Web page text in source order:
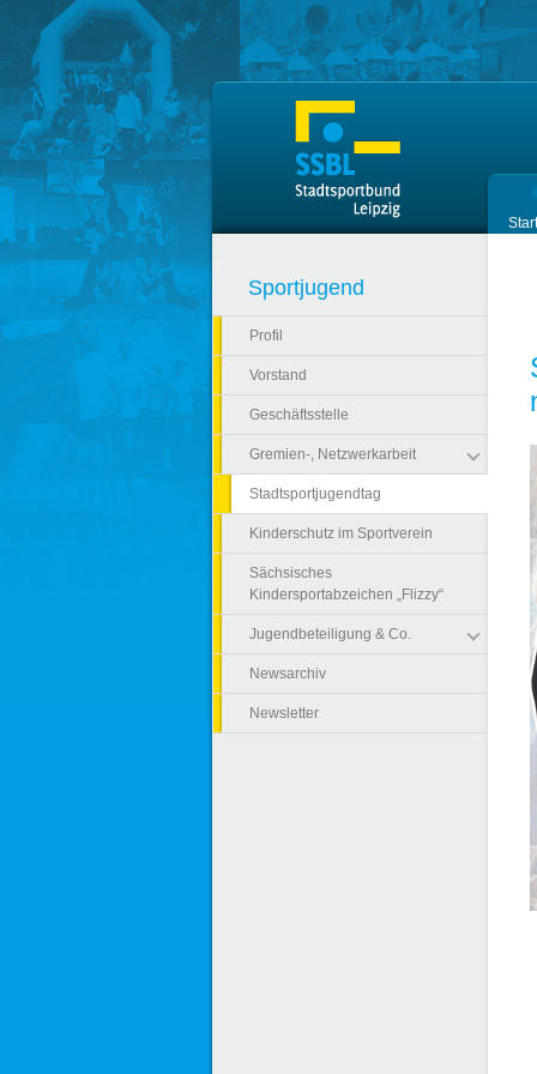
Zum Hauptinhalt springen
Sportjugend
Profil
Vorstand
Geschäftsstelle
Gremien-, Netzwerkarbeit
Stadtsportjugendtag
(current)
Kinderschutz im Sportverein
Sächsisches
Kindersportabzeichen „Flizzy“
Jugendbeteiligung & Co.
Newsarchiv
Newsletter